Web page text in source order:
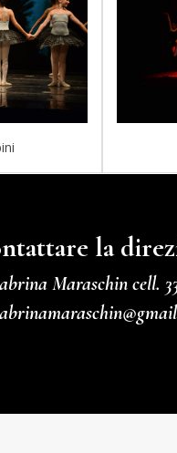
la
Maraschin cell.